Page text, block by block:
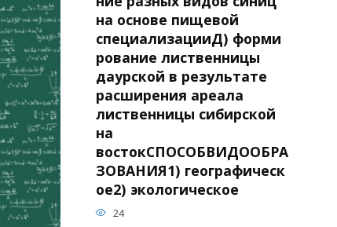
на основе пищевой
специализацииД) форми
рование лиственницы
даурской в результате
расширения ареала
лиственницы сибирской
на
востокСПОСОБВИДООБРА
ЗОВАНИЯ1) географическ
ое2) экологическое
24